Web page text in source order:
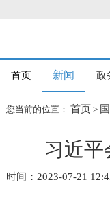
首页 新闻 政
您当前的位置： 首页 >
习近平
时间：2023-07-21